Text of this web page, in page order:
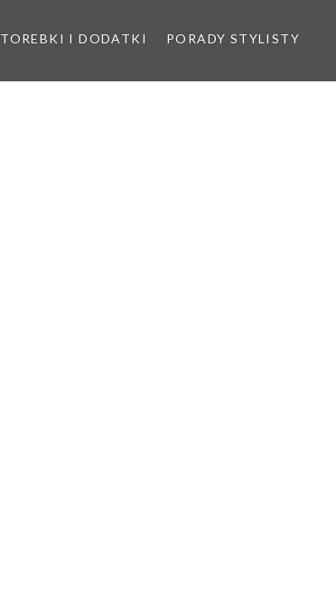
TOREBKI I DODATKI PORADY STYLISTY